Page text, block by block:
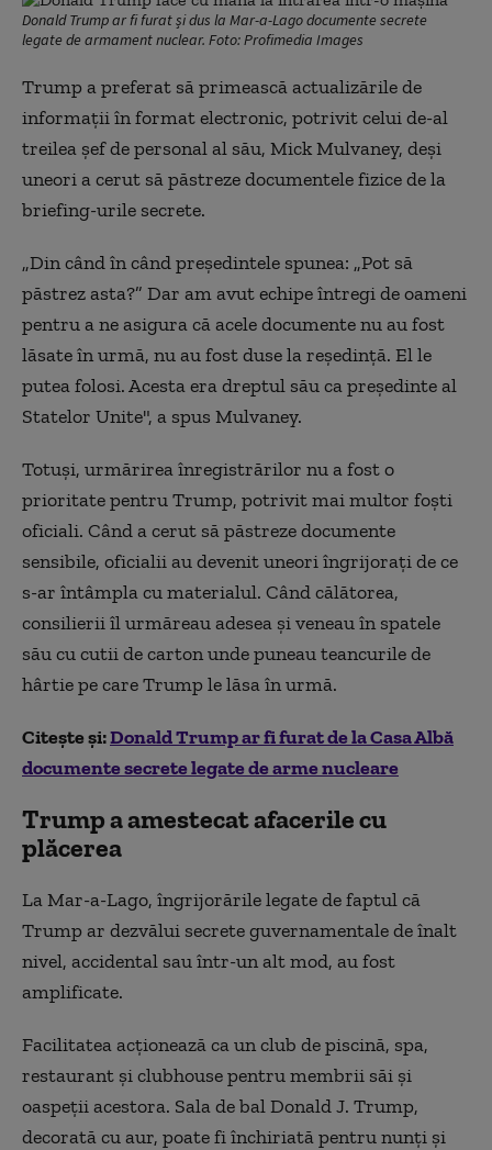
Donald Trump ar fi furat și dus la Mar-a-Lago documente secrete
legate de armament nuclear. Foto: Profimedia Images
Trump a preferat să primească actualizările de
informații în format electronic, potrivit celui de-al
treilea șef de personal al său, Mick Mulvaney, deși
uneori a cerut să păstreze documentele fizice de la
briefing-urile secrete.
„Din când în când președintele spunea: „Pot să
păstrez asta?” Dar am avut echipe întregi de oameni
pentru a ne asigura că acele documente nu au fost
lăsate în urmă, nu au fost duse la reședință. El le
putea folosi. Acesta era dreptul său ca președinte al
Statelor Unite", a spus Mulvaney.
Totuși, urmărirea înregistrărilor nu a fost o
prioritate pentru Trump, potrivit mai multor foști
oficiali. Când a cerut să păstreze documente
sensibile, oficialii au devenit uneori îngrijorați de ce
s-ar întâmpla cu materialul. Când călătorea,
consilierii îl urmăreau adesea și veneau în spatele
său cu cutii de carton unde puneau teancurile de
hârtie pe care Trump le lăsa în urmă.
Citește și:Donald Trump ar fi furat de la Casa Albă
documente secrete legate de arme nucleare
Trump a amestecat afacerile cu
plăcerea
La Mar-a-Lago, îngrijorările legate de faptul că
Trump ar dezvălui secrete guvernamentale de înalt
nivel, accidental sau într-un alt mod, au fost
amplificate.
Facilitatea acționează ca un club de piscină, spa,
restaurant și clubhouse pentru membrii săi și
oaspeții acestora. Sala de bal Donald J. Trump,
decorată cu aur, poate fi închiriată pentru nunți și